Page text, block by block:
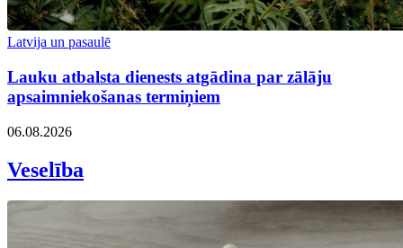
Latvija un pasaulē
Lauku atbalsta dienests atgādina par zālāju
apsaimniekošanas termiņiem
06.08.2026
Veselība